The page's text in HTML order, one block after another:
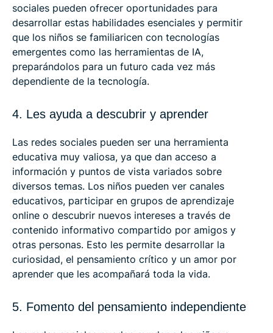
sociales pueden ofrecer oportunidades para
desarrollar estas habilidades esenciales y permitir
que los niños se familiaricen con tecnologías
emergentes como las herramientas de IA,
preparándolos para un futuro cada vez más
dependiente de la tecnología.
4. Les ayuda a descubrir y aprender
Las redes sociales pueden ser una herramienta
educativa muy valiosa, ya que dan acceso a
información y puntos de vista variados sobre
diversos temas. Los niños pueden ver canales
educativos, participar en grupos de aprendizaje
online o descubrir nuevos intereses a través de
contenido informativo compartido por amigos y
otras personas. Esto les permite desarrollar la
curiosidad, el pensamiento crítico y un amor por
aprender que les acompañará toda la vida.
5. Fomento del pensamiento independiente